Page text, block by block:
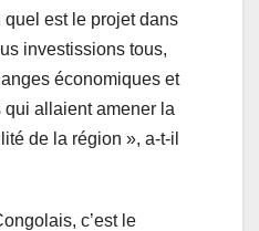
est le projet dans
investissions tous,
économiques et
allaient amener la
de la région », a-t-il
c’est le